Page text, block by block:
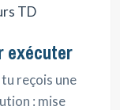
TD
exécuter
reçois une
: mise